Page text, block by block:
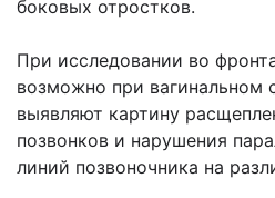
боковых отростков.
При исследовании во
возможно при вагинальном
выявляют картину
позвонков и нарушения
линий позвоночника на